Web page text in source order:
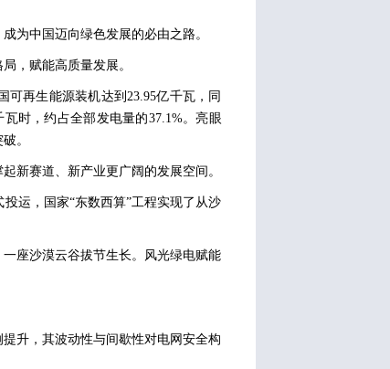
为中国迈向绿色发展的必由之路。
，赋能高质量发展。
可再生能源装机达到23.95亿千瓦，同
时，约占全部发电量的37.1%。亮眼
。
新赛道、新产业更广阔的发展空间。
运，国家“东数西算”工程实现了从沙
座沙漠云谷拔节生长。风光绿电赋能
升，其波动性与间歇性对电网安全构